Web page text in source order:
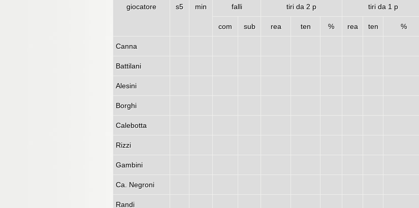
giocatore s5 min falli tiri da 2 p tiri da 1 p
com sub rea ten % rea ten %
Canna
Battilani
Alesini
Borghi
Calebotta
Rizzi
Gambini
Ca. Negroni
Randi